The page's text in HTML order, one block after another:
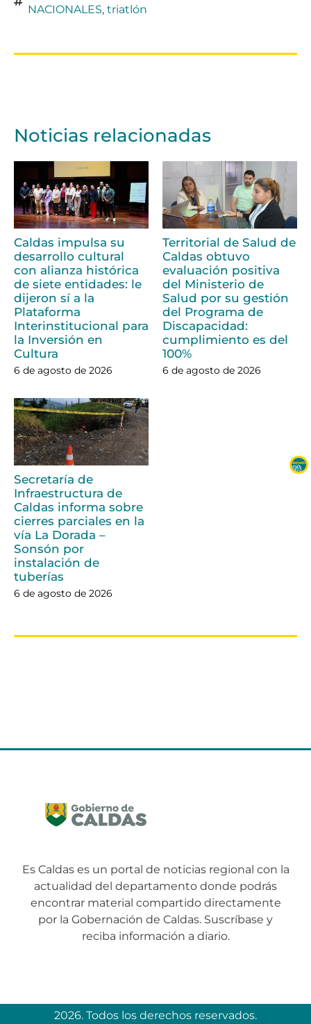
NACIONALES, triatlón
Noticias relacionadas
Caldas impulsa su
desarrollo cultural
con alianza histórica
de siete entidades: le
dijeron sí a la
Plataforma
Interinstitucional para
la Inversión en
Cultura
6 de agosto de 2026
Territorial de Salud de
Caldas obtuvo
evaluación positiva
del Ministerio de
Salud por su gestión
del Programa de
Discapacidad:
cumplimiento es del
100%
6 de agosto de 2026
Secretaría de
Infraestructura de
Caldas informa sobre
cierres parciales en la
vía La Dorada –
Sonsón por
instalación de
tuberías
6 de agosto de 2026
Es Caldas es un portal de noticias regional con la
actualidad del departamento donde podrás
encontrar material compartido directamente
por la Gobernación de Caldas. Suscríbase y
reciba información a diario.
2026. Todos los derechos reservados.